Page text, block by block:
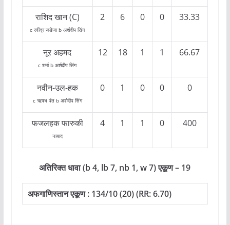
राशिद खान (C)
c रवींद्र जडेजा b अर्शदीप सिंग
2 6 0 0 33.33
नूर अहमद
c शर्मा b अर्शदीप सिंग
12 18 1 1 66.67
नवीन-उल-हक
c ऋषभ पंत b अर्शदीप सिंग
0 1 0 0 0
फजलहक फारुकी
नाबाद
4 1 1 0 400
अतिरिक्त धावा (b 4, lb 7, nb 1, w 7)एकूण– 19
अफगाणिस्तानएकूण : 134/10 (20) (RR: 6.70)